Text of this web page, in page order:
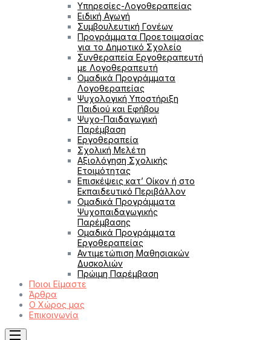
Υπηρεσίες-Λογοθεραπείας
Ειδική Αγωγή
Συμβουλευτική Γονέων
Προγράμματα Προετοιμασίας
για το Δημοτικό Σχολείο
Συνθεραπεία Εργοθεραπευτή
με Λογοθεραπευτή
Ομαδικά Προγράμματα
Λογοθεραπείας
Ψυχολογική Υποστήριξη
Παιδιού και Εφήβου
Ψυχο-Παιδαγωγική
Παρέμβαση
Εργοθεραπεία
Σχολική Μελέτη
Αξιολόγηση Σχολικής
Ετοιμότητας
Επισκέψεις κατ’ Οίκον ή στο
Εκπαιδευτικό Περιβάλλον
Ομαδικά Προγράμματα
Ψυχοπαιδαγωγικής
Παρέμβασης
Ομαδικά Προγράμματα
Εργοθεραπείας
Αντιμετώπιση Μαθησιακών
Δυσκολιών
Πρώιμη Παρέμβαση
Ποιοι Είμαστε
Άρθρα
Ο Χώρος μας
Επικοινωνία